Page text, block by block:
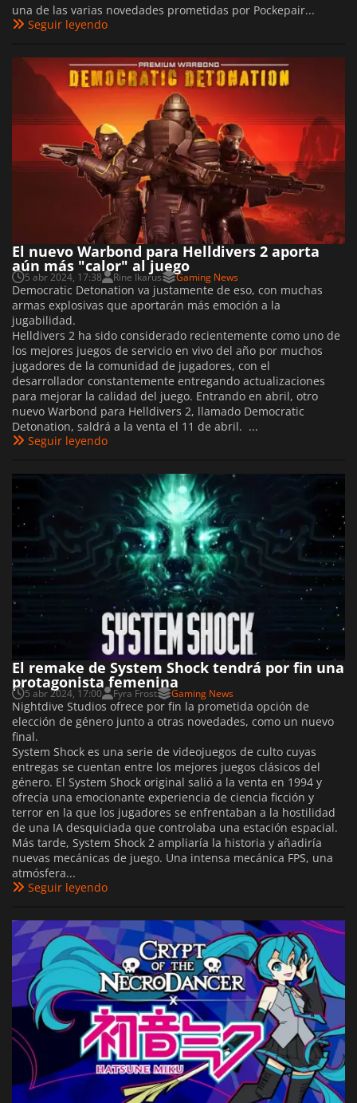
una de las varias novedades prometidas por Pockepair...
Seguir leyendo
El nuevo Warbond para Helldivers 2 aporta
aún más "calor" al juego
5 abr 2024, 17:38 Rine Ikarus Gaming News
Democratic Detonation va justamente de eso, con muchas
armas explosivas que aportarán más emoción a la
jugabilidad.
Helldivers 2 ha sido considerado recientemente como uno de
los mejores juegos de servicio en vivo del año por muchos
jugadores de la comunidad de jugadores, con el
desarrollador constantemente entregando actualizaciones
para mejorar la calidad del juego. Entrando en abril, otro
nuevo Warbond para Helldivers 2, llamado Democratic
Detonation, saldrá a la venta el 11 de abril. ...
Seguir leyendo
El remake de System Shock tendrá por fin una
protagonista femenina
5 abr 2024, 17:00 Fyra Frost Gaming News
Nightdive Studios ofrece por fin la prometida opción de
elección de género junto a otras novedades, como un nuevo
final.
System Shock es una serie de videojuegos de culto cuyas
entregas se cuentan entre los mejores juegos clásicos del
género. El System Shock original salió a la venta en 1994 y
ofrecía una emocionante experiencia de ciencia ficción y
terror en la que los jugadores se enfrentaban a la hostilidad
de una IA desquiciada que controlaba una estación espacial.
Más tarde, System Shock 2 ampliaría la historia y añadiría
nuevas mecánicas de juego. Una intensa mecánica FPS, una
atmósfera...
Seguir leyendo